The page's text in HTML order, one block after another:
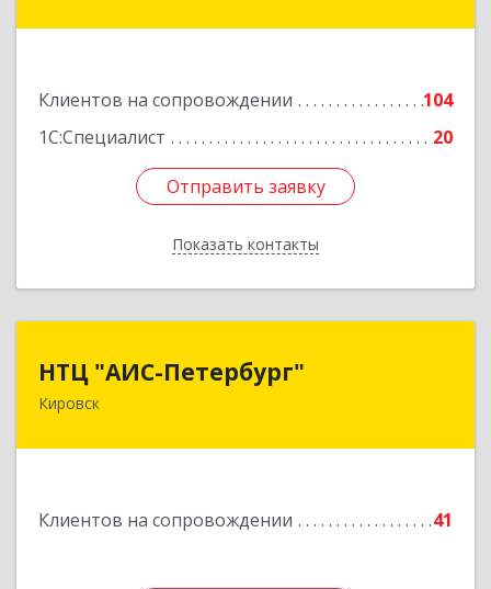
Клиентов на сопровождении
104
1С:Специалист
20
Отправить заявку
Показать контакты
Отправить заявку
Назад
НТЦ "АИС-Петербург"
Кировск
Клиентов на сопровождении 41
НТЦ "АИС-Петербург"
187342, Ленинградская обл, Кировск г, р-н